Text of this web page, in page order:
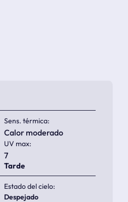
Sens. térmica:
calor moderado
UV max:
7
Tarde
Estado del cielo:
despejado